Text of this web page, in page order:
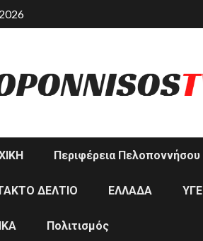
Περιφέρεια Πελοποννήσου
ΔΕΛΤΙΟ ΕΛΛΑΔΑ
Πολιτισμός